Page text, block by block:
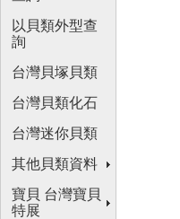
以貝類外型查
詢
台灣貝塚貝類
台灣貝類化石
台灣迷你貝類
其他貝類資料
寶貝 台灣寶貝
特展